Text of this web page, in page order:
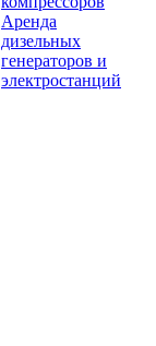
Аренда
дизельных
генераторов и
электростанций